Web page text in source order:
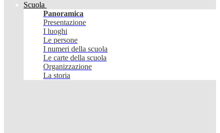
Scuola
Panoramica
Presentazione
I luoghi
Le persone
I numeri della scuola
Le carte della scuola
Organizzazione
La storia